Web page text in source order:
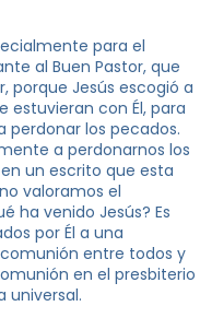
para el
al Buen Pastor, que
porque Jesús escogió a
estuvieran con Él, para
perdonar los pecados.
a perdonarnos los
un escrito que esta
valoramos el
ha venido Jesús? Es
por Él a una
entre todos y
en el presbiterio
universal.